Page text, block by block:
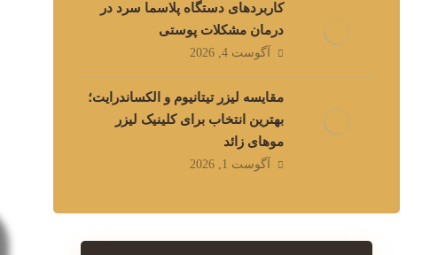
کاربردهای دستگاه پلاسما سرد در
درمان مشکلات پوستی
آگوست 4, 2026
مقایسه لیزر تیتانیوم و الکساندرایت؛
بهترین انتخاب برای کلینیک لیزر
موهای زائد
آگوست 1, 2026